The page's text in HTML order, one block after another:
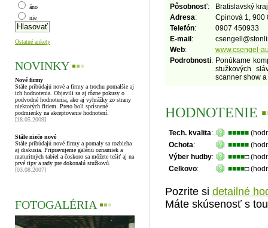
áno
nie
Ostatné ankety
NOVINKY ▪▪▪
Nové firmy
Stále pribúdajú nové a firmy a trochu pomalšie aj
ich hodnotenia. Objavili sa aj rôzne pokusy o
podvodné hodnotenia, ako aj vyhrážky zo strany
niektorých firiem. Preto boli sprísnené
podmienky na akceptovanie hodnotení.
[18.05.2009]
Stále niečo nové
Stále pribúdajú nové firmy a pomaly sa rozbieha
aj diskusia. Pripravujeme galériu oznamiek a
maturitných tabiel a čoskoro sa môžete tešiť aj na
prvé tipy a rady pre dokonalú stužkovú.
[03.08.2007]
FOTOGALÉRIA ▪▪▪
Pôsobnosť:
Bratislavský kraj
Adresa:
Cpinová 1, 900
Telefón:
0907 450933
E-mail : csengell @
Web:
www.csengel-
Podrobnosti: Ponúkame
stužkových
scanner show
HODNOTENIE ▪
Tech. kvalita: ■■■■■
Ochota: ■■■■■
Výber hudby: ■■■■□
Celkovo: ■■■■□
Pozrite si detailné
Máte skúsenosť s